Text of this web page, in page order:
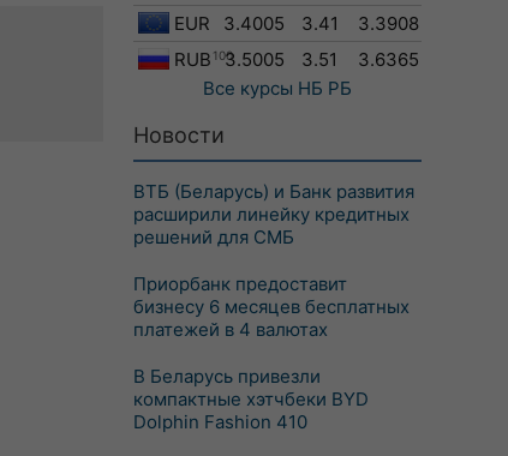
EUR
3.4005 3.41
3.3908
RUB 1003.5005 3.51
3.6365
Все курсы НБ РБ
Новости
ВТБ (Беларусь) и Банк развития
расширили линейку кредитных
решений для СМБ
Приорбанк предоставит
бизнесу 6 месяцев бесплатных
платежей в 4 валютах
В Беларусь привезли
компактные хэтчбеки BYD
Dolphin Fashion 410